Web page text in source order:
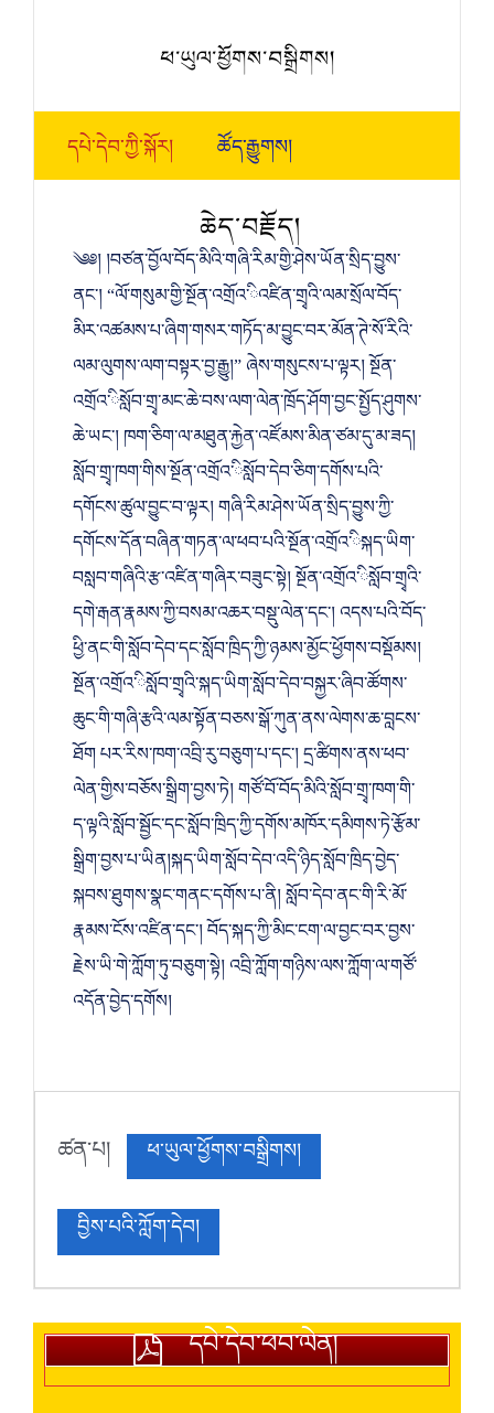
ཕ་ཡུལ་ཕྱོགས་བསྒྲིགས།
དཔེ་དེབ་ཀྱི་སྐོར། ཚོད་རྒྱུགས།
ཆེད་བརྗོད།
༄༅། །བཙན་བྱོལ་བོད་མིའི་གཞི་རིམ་གྱི་ཤེས་ཡོན་སྲིད་བྱུས་
ནང་། “ལོ་གསུམ་གྱི་སྔོན་འགྲོའ་ིའཛིན་གྲྭའི་ལམ་སྲོལ་བོད་
མིར་འཚམས་པ་ཞིག་གསར་གཏོད་མ་བྱུང་བར་མོན་ཊེ་སོ་རིའི་
ལམ་ལུགས་ལག་བསྟར་བྱ་རྒྱུ།” ཞེས་གསུངས་པ་ལྟར། སྔོན་
འགྲོའ་ིསློབ་གྲྭ་མང་ཆེ་བས་ལག་ལེན་ཁྲོད་ཤོག་བྱང་སྤྱོད་ཤུགས་
ཆེ་ཡང་། ཁག་ཅིག་ལ་མཐུན་རྐྱེན་འཛོམས་མིན་ཙམ་དུ་མ་ཟད།
སློབ་གྲྭ་ཁག་གིས་སྔོན་འགྲོའ་ིསློབ་དེབ་ཅིག་དགོས་པའི་
དགོངས་ཚུལ་བྱུང་བ་ལྟར། གཞི་རིམ་ཤེས་ཡོན་སྲིད་བྱུས་ཀྱི་
དགོངས་དོན་བཞིན་གཏན་ལ་ཕབ་པའི་སྔོན་འགྲོའ་ིསྐད་ཡིག་
བསླབ་གཞིའི་རྩ་འཛིན་གཞིར་བཟུང་སྟེ། སྔོན་འགྲོའ་ིསློབ་གྲྭའི་
དགེ་རྒན་རྣམས་ཀྱི་བསམ་འཆར་བསྡུ་ལེན་དང་། འདས་པའི་བོད་
ཕྱི་ནང་གི་སློབ་དེབ་དང་སློབ་ཁྲིད་ཀྱི་ཉམས་མྱོང་ཕྱོགས་བསྡོམས།
སྔོན་འགྲོའ་ིསློབ་གྲྭའི་སྐད་ཡིག་སློབ་དེབ་བསྐྱར་ཞིབ་ཚོགས་
ཆུང་གི་གཞི་རྩའི་ལམ་སྟོན་བཅས་སྒོ་ཀུན་ནས་ལེགས་ཆ་བླངས་
ཐོག པར་རིས་ཁག་འབྲི་རུ་བཅུག་པ་དང་། དྲ་ཚིགས་ནས་ཕབ་
ལེན་གྱིས་བཅོས་སྒྲིག་བྱས་ཏེ། གཙོ་བོ་བོད་མིའི་སློབ་གྲྭ་ཁག་གི་
ད་ལྟའི་སློབ་སྦྱོང་དང་སློབ་ཁྲིད་ཀྱི་དགོས་མཁོར་དམིགས་ཏེ་རྩོམ་
སྒྲིག་བྱས་པ་ཡིན།སྐད་ཡིག་སློབ་དེབ་འདི་ཉིད་སློབ་ཁྲིད་བྱེད་
སྐབས་ཐུགས་སྣང་གནང་དགོས་པ་ནི། སློབ་དེབ་ནང་གི་རི་མོ་
རྣམས་ངོས་འཛིན་དང་། བོད་སྐད་ཀྱི་མིང་ངག་ལ་བྱང་བར་བྱས་
རྗེས་ཡི་གེ་ཀློག་ཏུ་བཅུག་སྟེ། འབྲི་ཀློག་གཉིས་ལས་ཀློག་ལ་གཙོ་
འདོན་བྱེད་དགོས།
ཚན་པ།
ཕ་ཡུལ་ཕྱོགས་བསྒྲིགས།
བྱིས་པའི་ཀློག་དེབ།
དཔེ་དེབ་ཕབ་ལེན།